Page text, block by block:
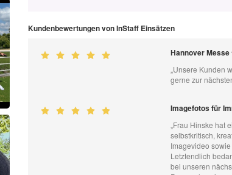
Kundenbewertungen von InStaff Einsätzen
Hannover Messe
„Unsere Kunden
gerne zur
Imagefotos für
„Frau Hinske
selbstkritisch,
Imagevideo
Letztendlich
bei unseren